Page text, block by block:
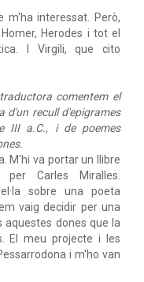
m'ha interessat. Però,
Herodes i tot el
I Virgili, que cito
comentem el
d'un recull d'epigrames
III a.C., i de poemes
M'hi va portar un llibre
per Carles Miralles.
sobre una poeta
vaig decidir per una
aquestes dones que la
El meu projecte i les
i m'ho van